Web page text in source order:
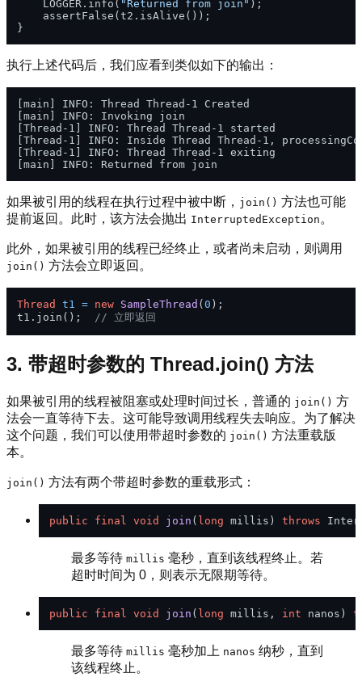
    LOGGER.info(
"Returned from join" );
    assertFalse(t2.isAlive());
执行上述代码后，我们应看到类似如下的输出：
[main] INFO: Thread Thread-1 Created
[main] INFO: Invoking join
[Thread-1] INFO: Thread Thread-1 started
[Thread-1] INFO: Inside Thread Thread-1,
[Thread-1] INFO: Thread Thread-1 exiting
如果被引用的线程在执行过程中被中断， join() 方法也可能
提前返回。此时，该方法会抛出 InterruptedException 。
此外，如果被引用的线程已经终止，或者尚未启动，则调用
join() 方法会立即返回。
Thread t1 = new SampleThread ( 0 );
t1.join(); // 立即返回
3. 带超时参数的 Thread.join() 方法
如果被引用的线程被阻塞或处理时间过长，普通的 join() 方
法会一直等待下去。这可能导致调用线程失去响应。为了解决
这个问题，我们可以使用带超时参数的 join() 方法重载版
本。
join() 方法有两个带超时参数的重载形式：
public final void join ( long millis) throws
最多等待 millis 毫秒，直到该线程终止。若
超时时间为 0，则表示无限期等待。
public final void join ( long millis, int nanos)
最多等待 millis 毫秒加上 nanos 纳秒，直到
该线程终止。